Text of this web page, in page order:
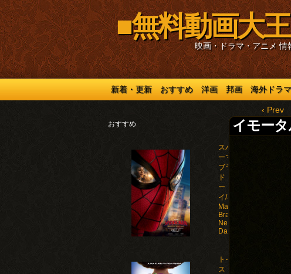
■無料動画大
映画・ドラマ・アニメ 情
新着・更新 おすすめ 洋画 邦画 海外ドラマ
おすすめ
スパイダ
ーマン：
ブラン
ド・ニュ
ー・デ
イ/Spider-
Man:
Brand
New
Day(2026)
トイ・
ストー
‹ Prev
イモー